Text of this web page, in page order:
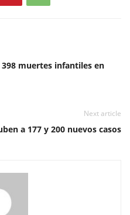
muertes infantiles en
Next article
a 177 y 200 nuevos casos